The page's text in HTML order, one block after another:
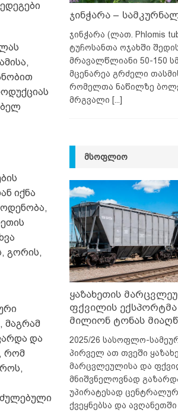
იქნა
გორის,
მაგრამ
და
რომ
ჯინჭარა –
ჯინჭარა (ლათ. Phlomis
ტუჩოსანთა ოჯახში
მრავალწლიანი 50-150
მცენარეა გრძელი
რომელთა ნაწილზე
მრგვალი [...]
ᲛᲡᲝᲤᲚᲘᲝ
ყაზახეთის
ფქვილის ექსპორტმა
მილიონ ტონას
2025/26 სასოფლო-
პირველ ათ თვეში
მარცვლეულისა და
მნიშვნელოვნად
უპირატესად
ქვეყნებსა და ავღანეთში